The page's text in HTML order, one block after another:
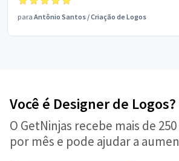
para Antônio Santos /Criação de Logos
Você é Designer de Logos?
O GetNinjas recebe mais de
por mês e pode ajudar a